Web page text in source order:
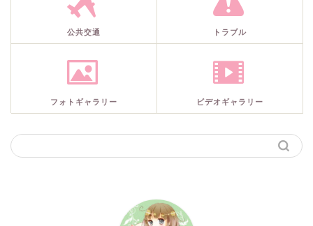
公共交通 トラブル
フォトギャラリー ビデオギャラリー